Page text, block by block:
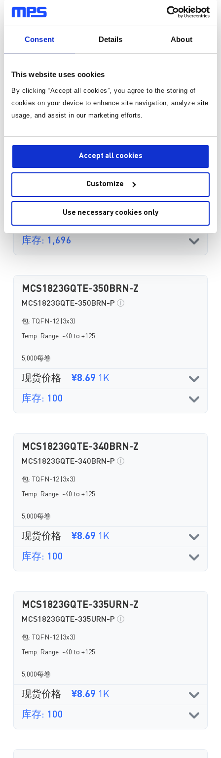
Consent Details About
This website uses cookies
By clicking “Accept all cookies”, you agree to the storing of
cookies on your device to enhance site navigation, analyze site
usage, and assist in our marketing efforts.
Accept all cookies
Customize
Use necessary cookies only
包: TQFN-12 (3x3)
5,000每卷
MCS1823GQTE-505BRN-P
5,000每卷
库存: 1,696
MCS1823GQTE-350BRN-Z
MCS1823GQTE-350BRN-P
包: TQFN-12 (3x3)
Temp. Range: -40 to +125
5,000每卷
现货价格 ¥8.69 1K
库存: 100
MCS1823GQTE-340BRN-Z
MCS1823GQTE-340BRN-P
包: TQFN-12 (3x3)
Temp. Range: -40 to +125
5,000每卷
现货价格 ¥8.69 1K
库存: 100
MCS1823GQTE-335URN-Z
MCS1823GQTE-335URN-P
包: TQFN-12 (3x3)
Temp. Range: -40 to +125
5,000每卷
现货价格 ¥8.69 1K
库存: 100